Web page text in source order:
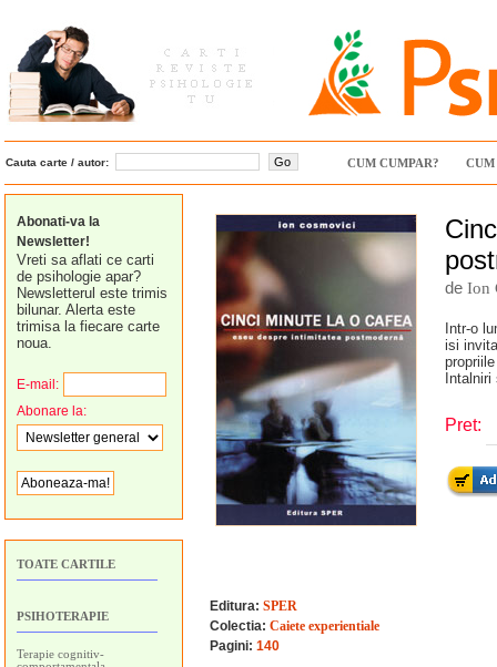
Cauta carte / autor: CUM CUMPAR? CUM
Abonati-va la
Newsletter!
Vreti sa aflati ce carti
de psihologie apar?
Newsletterul este trimis
bilunar. Alerta este
trimisa la fiecare carte
noua.
E-mail:
Abonare la:
TOATE CARTILE
PSIHOTERAPIE
Terapie cognitiv-
de Ion
Intr-o
isi
Pret:
Editura: SPER
Colectia: Caiete experientiale
Pagini: 140